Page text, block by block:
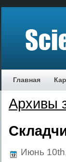
Главная
Архивы
Июнь